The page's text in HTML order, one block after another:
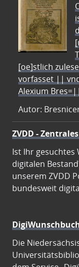
[oe]stlich
vorfasset ||
Alexium
Autor:
ZVDD -
Ist Ihr gesuchtes
digitalen
unserem ZVDD
bundesweit
Die